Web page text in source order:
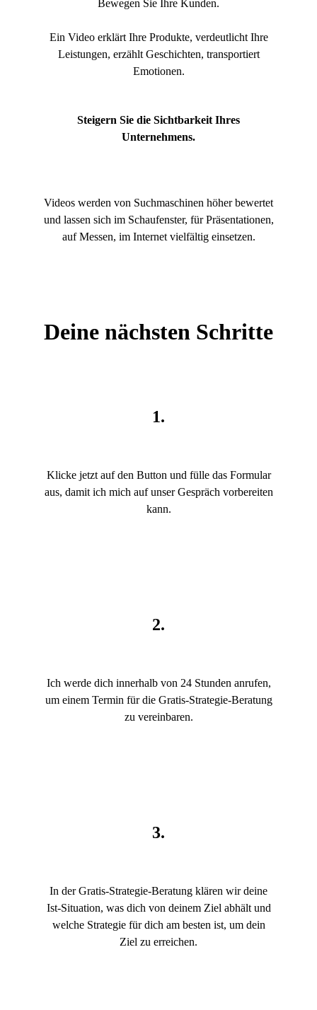
Bewegen Sie Ihre Kunden.
Ein Video erklärt Ihre Produkte, verdeutlicht Ihre
Leistungen, erzählt Geschichten, transportiert
Emotionen.
Steigern Sie die Sichtbarkeit Ihres
Unternehmens.
Videos werden von Suchmaschinen höher bewertet
und lassen sich im Schaufenster, für Präsentationen,
auf Messen, im Internet vielfältig einsetzen.
Deine nächsten Schritte
1.
Klicke jetzt auf den Button und fülle das Formular
aus, damit ich mich auf unser Gespräch vorbereiten
kann.
2.
Ich werde dich innerhalb von 24 Stunden anrufen,
um einem Termin für die Gratis-Strategie-Beratung
zu vereinbaren.
3.
In der Gratis-Strategie-Beratung klären wir deine
Ist-Situation, was dich von deinem Ziel abhält und
welche Strategie für dich am besten ist, um dein
Ziel zu erreichen.